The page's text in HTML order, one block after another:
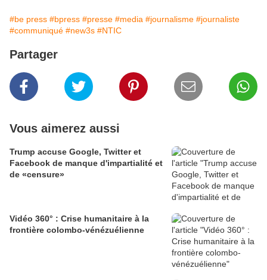
#be press #bpress #presse #media #journalisme #journaliste
#communiqué #new3s #NTIC
Partager
Vous aimerez aussi
Trump accuse Google, Twitter et
Facebook de manque d'impartialité et
de «censure»
Vidéo 360° : Crise humanitaire à la
frontière colombo-vénézuélienne